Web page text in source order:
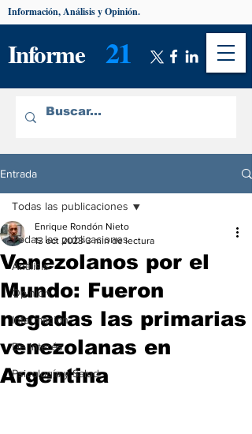
Informe 21
Información, Análisis y Opinión.
Entrada
Todas las publicaciones
Análisis
Opinión
Información
De interés
Psicología y Salud
Todas las publicaciones
Venezolanos por el
Mundo: Fueron
negadas las primarias
venezolanas en
Argentina
Enrique Rondón Nieto
13 oct 2023 3 min de lectura